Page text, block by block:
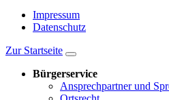
Impressum
Datenschutz
Zur Startseite
Bürgerservice
Ansprechpartner und